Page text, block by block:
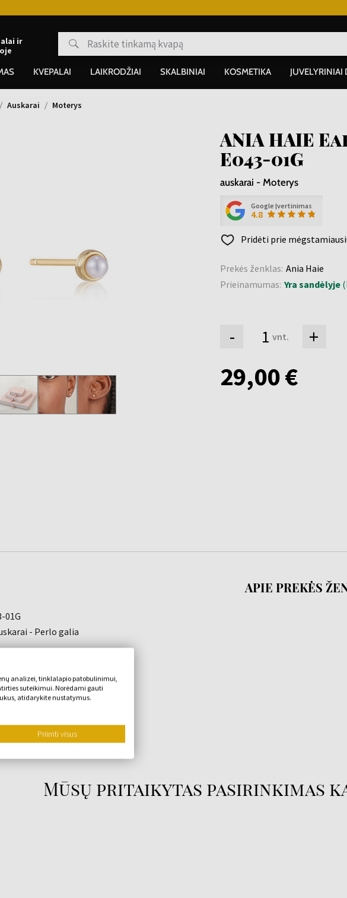
ir
KVEPALAI LAIKRODŽIAI SKALBINIAI KOSMETIKA JUVELYRINIAI
Auskarai Moterys
ANIA HAIE
E043-01G
auskarai - Moterys
Google Įvertinimas
4.8
Pridėti prie
Prekės ženklas: Ania Haie
Prieinamumas: Yra sandėlyje
- vnt. +
29,00 €
01G
- Perlo galia
dėžutė, Pakavimas
APIE PREKĖS
Mūsų pritaikytas pasirinkimas
analizei, tinklalapio patobulinimui,
suteikimui. Norėdami gauti
atidarykite nustatymus.
Priimti visus